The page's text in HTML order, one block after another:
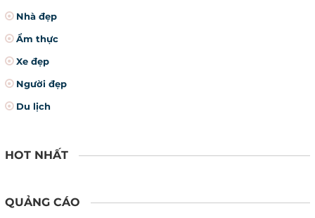
Nhà đẹp
Ẩm thực
Xe đẹp
Người đẹp
Du lịch
HOT NHẤT
QUẢNG CÁO